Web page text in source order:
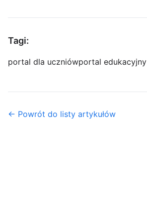
Tagi:
portal dla uczniówportal edukacyjny
← Powrót do listy artykułów